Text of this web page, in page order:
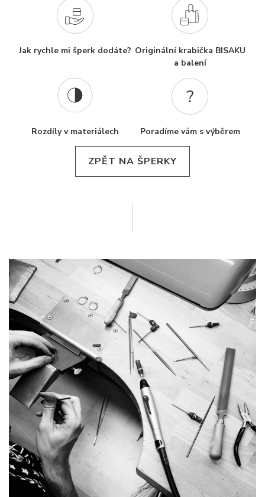
Jak rychle mi šperk dodáte? Originální krabička BISAKU
a balení
Rozdíly v materiálech Poradíme vám s výběrem
ZPĚT NA ŠPERKY